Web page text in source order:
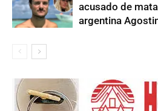
acusado de
argentina